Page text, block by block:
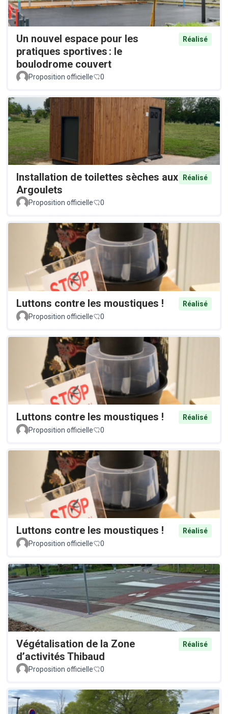
Un nouvel espace pour les
pratiques sportives : le
boulodrome couvert
Réalisé
Proposition officielle 0
Installation de toilettes sèches aux
Argoulets
Réalisé
Proposition officielle 0
Luttons contre les moustiques !
Réalisé
Proposition officielle
0
Luttons contre les moustiques !
Réalisé
Proposition officielle
0
Luttons contre les moustiques !
Réalisé
Proposition officielle
0
Végétalisation de la Zone
d’activités Thibaud
Réalisé
Proposition officielle 0